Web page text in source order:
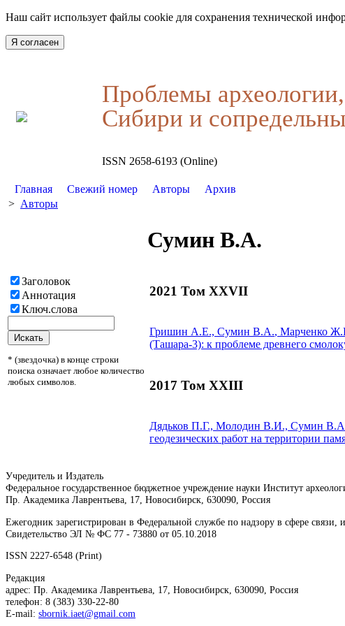
Наш сайт использует файлы cookie для сохранения технической
Я согласен
Проблемы
Сибири и
ISSN 2658-6193 (Online)
Главная Свежий номер Авторы
Архив
> Авторы
Заголовок
Аннотация
Ключ.слова
* (звездочка) в конце строки
поиска означает любое количество
любых символов.
Сумин В.А.
2021 Том XXVII
Гришин А.Е., Сумин В.А., Марченко
(Ташара-3): к проблеме древнего
2017 Том XXIII
Дядьков П.Г., Молодин В.И., Сумин
геодезических работ на территории
Учредитель и Издатель
Федеральное государственное бюджетное учреждение науки Институт
Пр. Академика Лаврентьева, 17, Новосибирск, 630090, Россия
Ежегодник зарегистрирован в Федеральной службе по надзору в сфере
Свидетельство ЭЛ № ФС 77 - 73880 от 05.10.2018
ISSN 2227-6548 (Print)
Редакция
адрес: Пр. Академика Лаврентьева, 17, Новосибирск, 630090, Россия
телефон: 8 (383) 330-22-80
E-mail: sbornik.iaet@gmail.com